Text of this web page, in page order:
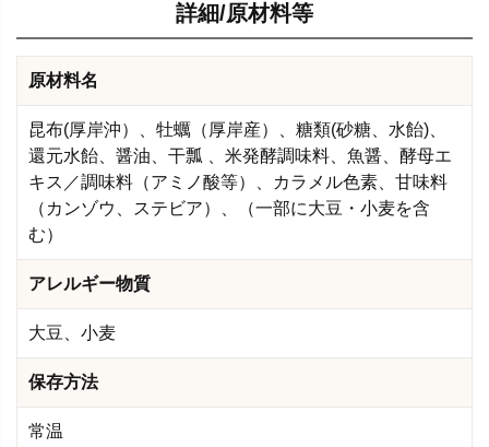
詳細/原材料等
原材料名
昆布(厚岸沖）、牡蠣（厚岸産）、糖類(砂糖、水飴)、
還元水飴、醤油、干瓢 、米発酵調味料、魚醤、酵母エ
キス／調味料（アミノ酸等）、カラメル色素、甘味料
（カンゾウ、ステビア）、（一部に大豆・小麦を含
む）
アレルギー物質
大豆、小麦
保存方法
常温